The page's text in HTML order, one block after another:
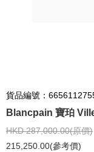
貨品編號：
Blancpain 寶珀
HKD 287,000.00(原價)
215,250.00(參考價)